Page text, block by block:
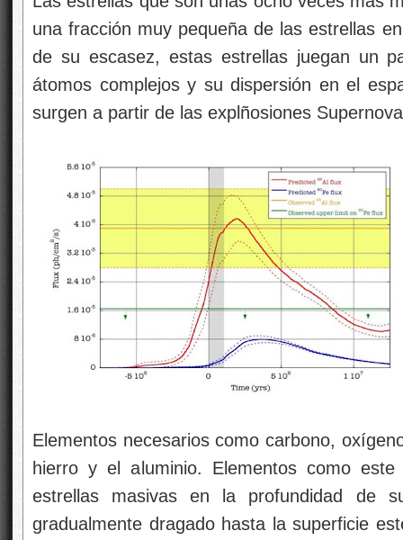
una fracción muy pequeña de las estrellas
de su escasez, estas estrellas juegan un
átomos complejos y su dispersión en el
surgen a partir de las explñosiones
Elementos necesarios como carbono,
hierro y el aluminio. Elementos como
estrellas masivas en la profundidad de
gradualmente dragado hasta la superficie